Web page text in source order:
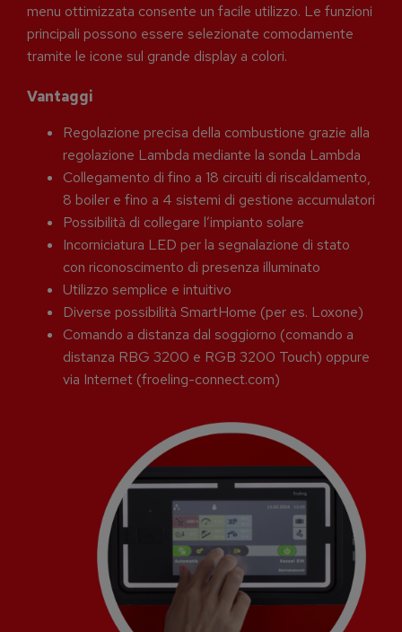
menu ottimizzata consente un facile utilizzo. Le funzioni
principali possono essere selezionate comodamente
tramite le icone sul grande display a colori.
Vantaggi
Regolazione precisa della combustione grazie alla
regolazione Lambda mediante la sonda Lambda
Collegamento di fino a 18 circuiti di riscaldamento,
8 boiler e fino a 4 sistemi di gestione accumulatori
Possibilità di collegare l’impianto solare
Incorniciatura LED per la segnalazione di stato
con riconoscimento di presenza illuminato
Utilizzo semplice e intuitivo
Diverse possibilità SmartHome (per es. Loxone)
Comando a distanza dal soggiorno (comando a
distanza RBG 3200 e RGB 3200 Touch) oppure
via Internet (froeling-connect.com)